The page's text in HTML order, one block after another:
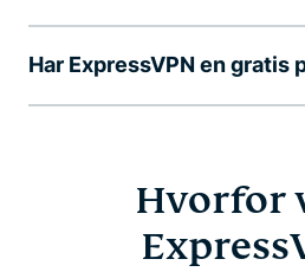
Har ExpressVPN en gratis
Hvorfor